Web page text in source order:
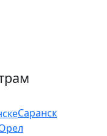
Саранск